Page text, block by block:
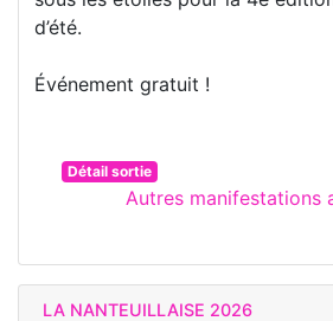
d’été.
Événement gratuit !
Détail sortie
Autres manifestations
LA NANTEUILLAISE 2026